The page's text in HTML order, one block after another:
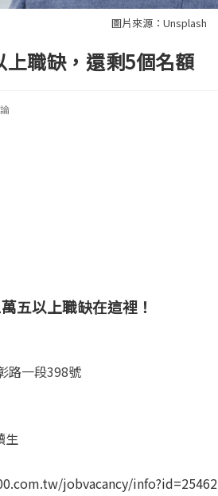
圖片來源：Unsplash
上職缺，還剩5個名額
五以上職缺在這裡！
路一段398號
生
jobvacancy/info?id=25462